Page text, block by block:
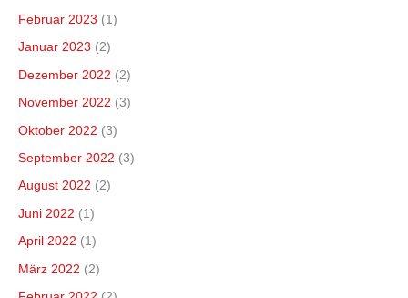
Februar 2023 (1)
Januar 2023 (2)
Dezember 2022 (2)
November 2022 (3)
Oktober 2022 (3)
September 2022 (3)
August 2022 (2)
Juni 2022 (1)
April 2022 (1)
März 2022 (2)